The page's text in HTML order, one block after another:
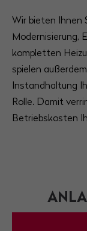
Wir bieten Ihnen
Modernisierung,
kompletten
spielen
Instandhaltung
Rolle. Damit
Betriebskosten